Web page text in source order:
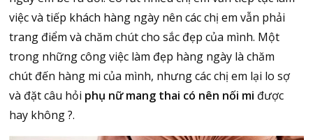
việc và tiếp khách hàng ngày nên các chị em vẫn phải
trang điểm và chăm chút cho sắc đẹp của mình. Một
trong những công việc làm đẹp hàng ngày là chăm
chút đến hàng mi của mình, nhưng các chị em lại lo sợ
và đặt câu hỏi phụ nữ mang thai có nên nối mi được
hay không ?.